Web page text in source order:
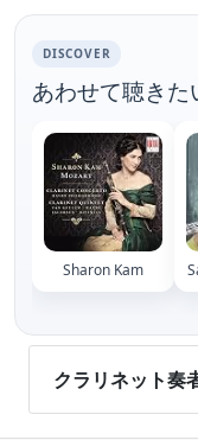
DISCOVER
あわせて聴きた
Sharon Kam
クラリネット奏